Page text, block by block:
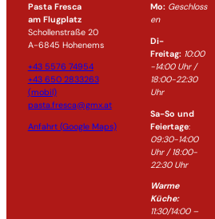
Pasta Fresca
am Flugplatz
Schollenstraße 20
A-6845 Hohenems
+43 5576 74954
+43 650 2833263
(mobil)
pasta.fresca@gmx.at
Anfahrt (Google Maps)
Mo: Geschloss
en
Di-
Freitag: 10:00
-14:00 Uhr /
18:00-22:30
Uhr
Sa-So und
Feiertage:
09:30-14:00
Uhr / 18:00-
22:30Uhr
Warme
Küche:
11:30/14:00 –